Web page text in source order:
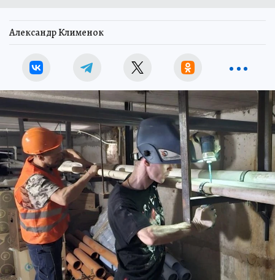
Александр Клименок